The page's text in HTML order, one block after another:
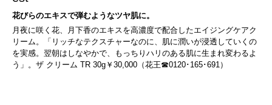
花びらのエキスで弾むようなツヤ肌に。
月夜に咲く花、月下香のエキスを高濃度で配合したエイジングケアク
リーム。「リッチなテクスチャーなのに、肌に潤いが浸透していくの
を実感。翌朝はしなやかで、もっちりハリのある肌に生まれ変わるよ
う」。ザ クリーム TR 30g￥30,000（花王☎0120･165･691）